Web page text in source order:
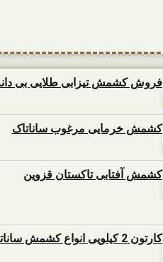
فروش کشمش تیزابی طلایی بی
کشمش خرمایی مرغوب ساناتاک
کشمش آفتابی تاکستان قزوین
کارتون 2 کیلویی انواع کشمش ساناتاک